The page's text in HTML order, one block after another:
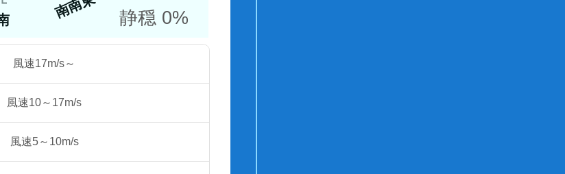
静穏 0%
風速17m/s～
風速10～17m/s
風速5～10m/s